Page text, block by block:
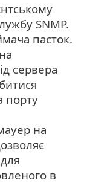
SNMP.
пасток.
сервера
порту
на
в